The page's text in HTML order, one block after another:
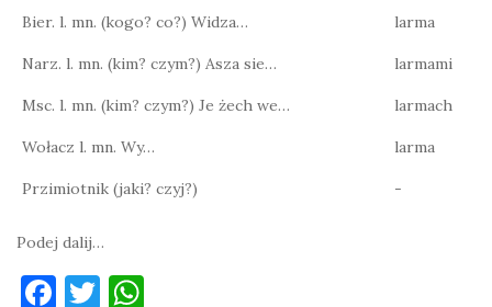
Bier. l. mn. (kogo? co?) Widza… larma
Narz. l. mn. (kim? czym?) Asza sie… larmami
Msc. l. mn. (kim? czym?) Je żech we… larmach
Wołacz l. mn. Wy… larma
Przimiotnik (jaki? czyj?) -
Podej dalij…
F T